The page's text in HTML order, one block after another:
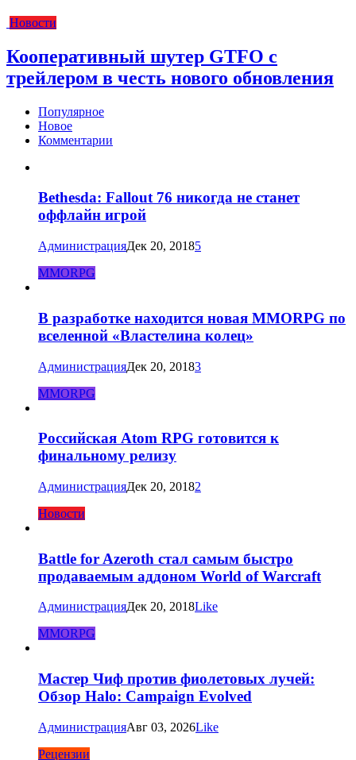
Новости
Кооперативный шутер GTFO с
трейлером в честь нового обновления
Популярное
Новое
Комментарии
Bethesda: Fallout 76 никогда не станет
оффлайн игрой
АдминистрацияДек 20, 20185
MMORPG
В разработке находится новая MMORPG по
вселенной «Властелина колец»
АдминистрацияДек 20, 20183
MMORPG
Российская Atom RPG готовится к
финальному релизу
АдминистрацияДек 20, 20182
Новости
Battle for Azeroth стал самым быстро
продаваемым аддоном World of Warcraft
АдминистрацияДек 20, 2018Like
MMORPG
Мастер Чиф против фиолетовых лучей:
Обзор Halo: Campaign Evolved
АдминистрацияАвг 03, 2026Like
Рецензии